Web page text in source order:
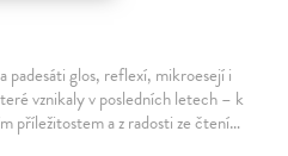
padesáti glos, reflexí, mikroesejí i
vznikaly v posledních letech – k
příležitostem a z radosti ze čtení…